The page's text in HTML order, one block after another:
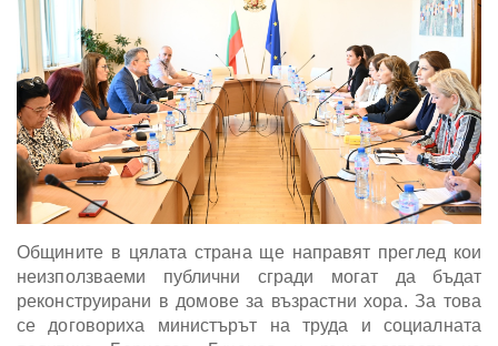
Общините в цялата страна ще направят преглед кои
неизползваеми публични сгради могат да бъдат
реконструирани в домове за възрастни хора. За това
се договориха министърът на труда и социалната